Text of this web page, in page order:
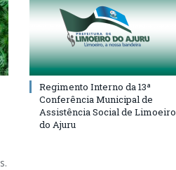
Regimento Interno da 13ª
Conferência Municipal de
Assistência Social de Limoeiro
do Ajuru